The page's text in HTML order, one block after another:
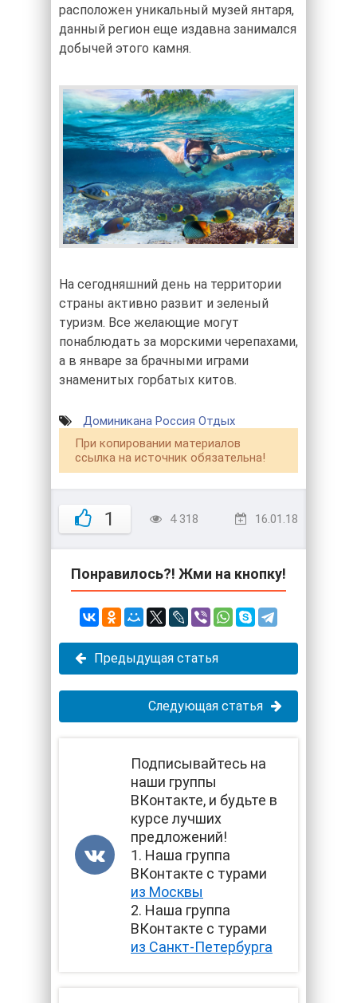
расположен уникальный музей янтаря,
данный регион еще издавна занимался
добычей этого камня.
На сегодняшний день на территории
страны активно развит и зеленый
туризм. Все желающие могут
понаблюдать за морскими черепахами,
а в январе за брачными играми
знаменитых горбатых китов.
Доминикана Россия Отдых
При копировании материалов
ссылка на источник обязательна!
1 4 318 16.01.18
Понравилось?! Жми на кнопку!
Предыдущая статья
Следующая статья
Подписывайтесь на
наши группы
ВКонтакте, и будьте в
курсе лучших
предложений!
1. Наша группа
ВКонтакте с турами
из Москвы
2. Наша группа
ВКонтакте с турами
из Санкт-Петербурга